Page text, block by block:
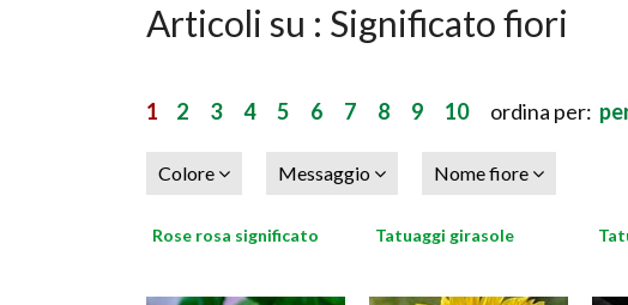
Articoli su : Significato fiori
1 2 3 4 5 6 7 8 9 10ordina per:
Colore Messaggio Nome fiore
Rose rosa significato Tatuaggi girasole